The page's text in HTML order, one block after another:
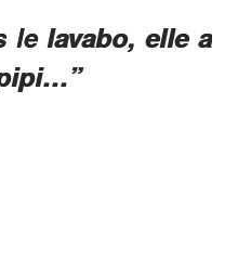
le lavabo, elle a